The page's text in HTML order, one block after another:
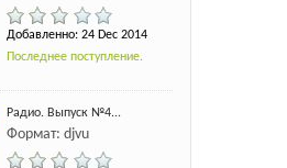
Добавленно: 24 Dec 2014
Последнее поступление.
Радио. Выпуск №4...
Формат: djvu